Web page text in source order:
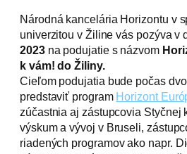
Národná kancelária Horizontu v
univerzitou v Žiline vás pozýva v
2023na podujatie s názvom
k vám! do Žiliny.
Cieľom podujatia bude počas
predstaviť program Horizont
zúčastnia aj zástupcovia Styčnej
výskum a vývoj v Bruseli,
riadených programov ako napr.